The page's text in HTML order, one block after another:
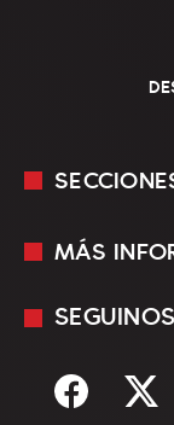
En Vivo
Sociedad
MÁS
Mediakit
Términos y
SEGUINOS